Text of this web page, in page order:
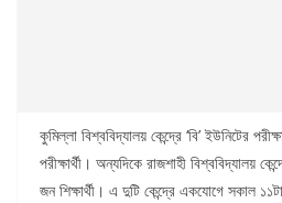
কুমিল্লা বিশ্ববিদ্যালয় কেন্দ্রে ‘বি’ ইউনিটের
পরীক্ষার্থী। অন্যদিকে রাজশাহী বিশ্ববিদ্যালয়
জন শিক্ষার্থী। এ দুটি কেন্দ্রে একযোগে সকাল